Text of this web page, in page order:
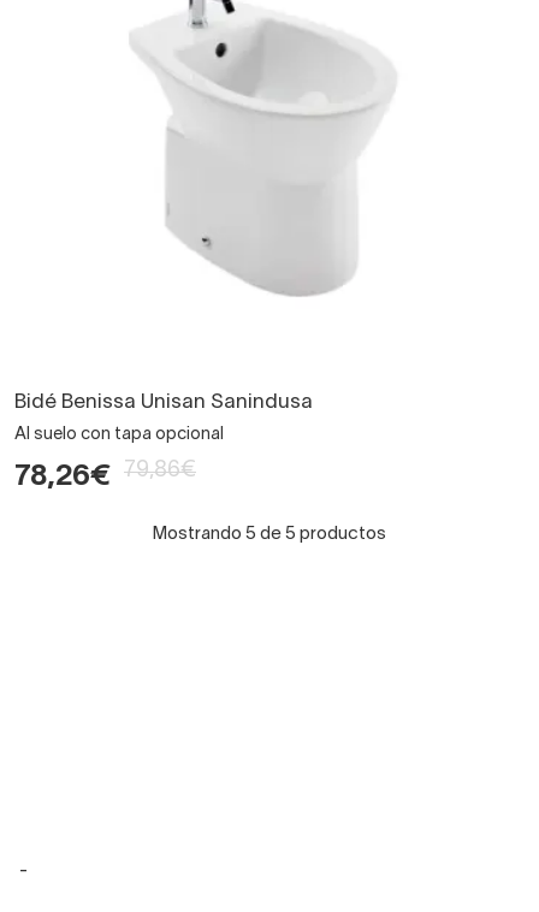
Bidé Benissa Unisan Sanindusa
Al suelo con tapa opcional
78,26€ 79,86€
Mostrando 5 de 5 productos
-